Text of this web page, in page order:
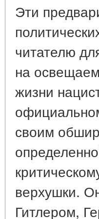
Эти
читателю
на
жизни
своим
верхушки.
Гитлером,